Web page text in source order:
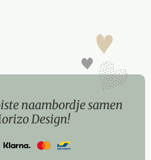
naambordje samen
Design!